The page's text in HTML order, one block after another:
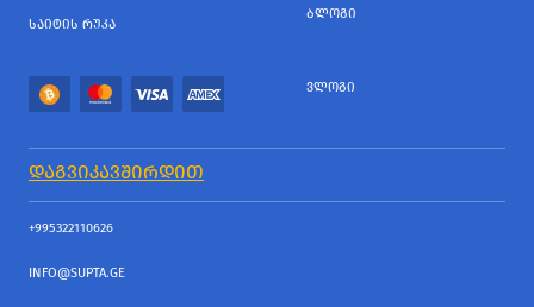
ᲡᲐᲘᲢᲘᲡ ᲠᲣᲙᲐ
ᲑᲚᲝᲒᲘ
ᲕᲚᲝᲒᲘ
ᲓᲐᲒᲕᲘᲙᲐᲕᲨᲘᲠᲓᲘᲗ
+995322110626
INFO@SUPTA.GE